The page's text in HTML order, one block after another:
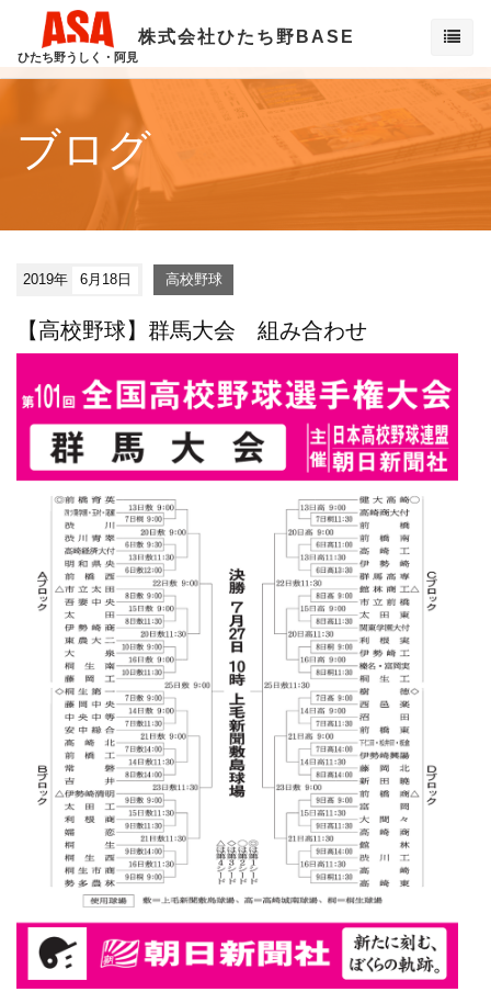
ひたち野うしく・阿見
株式会社ひたち野BASE
ブログ
2019年 6月18日 高校野球
【高校野球】群馬大会 組み合わせ